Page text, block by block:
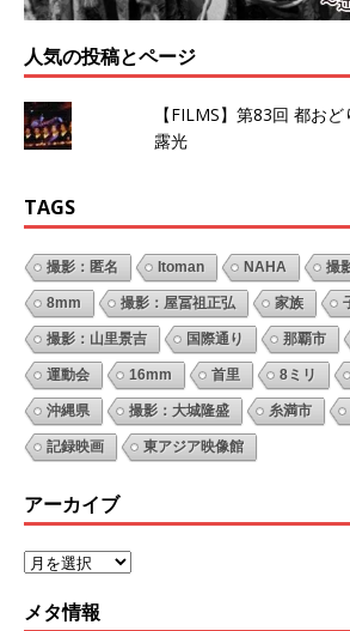
人気の投稿とページ
【FILMS】第83回 都お
露光
TAGS
撮影：匿名 Itoman NAHA 撮
8mm 撮影：屋冨祖正弘 家族
撮影：山里景吉 国際通り 那覇市
運動会 16mm 首里 8ミリ
沖縄県 撮影：大城隆盛 糸満市
記録映画 東アジア映像館
アーカイブ
メタ情報